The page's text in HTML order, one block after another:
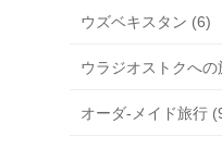
ウズベキスタン (6)
ウラジオストクへ
オーダ-メイド旅行